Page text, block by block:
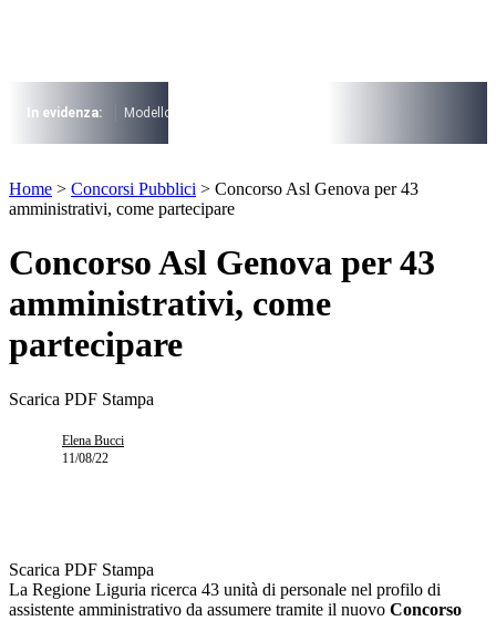
I più cercati
Lorem ipsum dolor sit amet consectetur
Lorem ipsum dolor sit amet consectetur
In evidenza: Modello 730
Lorem ipsum dolor sit amet consectetur
Home > Concorsi Pubblici > Concorso Asl Genova per 43
amministrativi, come partecipare
Concorso Asl Genova per 43
amministrativi, come
partecipare
Scarica PDF Stampa
Elena Bucci
11/08/22
Scarica PDF Stampa
La Regione Liguria ricerca 43 unità di personale nel profilo di
assistente amministrativo da assumere tramite il nuovo Concorso